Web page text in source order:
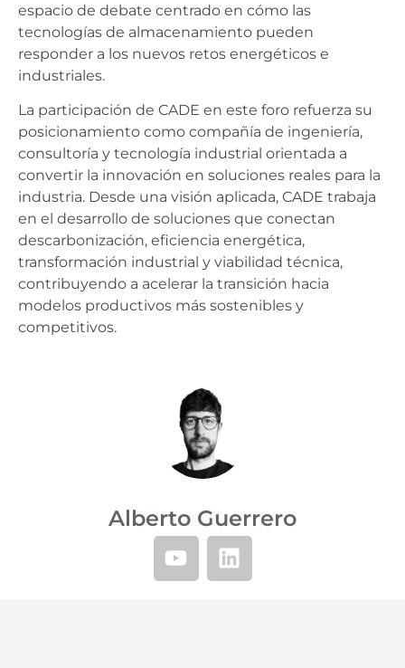
espacio de debate centrado en cómo las
tecnologías de almacenamiento pueden
responder a los nuevos retos energéticos e
industriales.
La participación de CADE en este foro refuerza su
posicionamiento como compañía de ingeniería,
consultoría y tecnología industrial orientada a
convertir la innovación en soluciones reales para la
industria. Desde una visión aplicada, CADE trabaja
en el desarrollo de soluciones que conectan
descarbonización, eficiencia energética,
transformación industrial y viabilidad técnica,
contribuyendo a acelerar la transición hacia
modelos productivos más sostenibles y
competitivos.
Alberto Guerrero